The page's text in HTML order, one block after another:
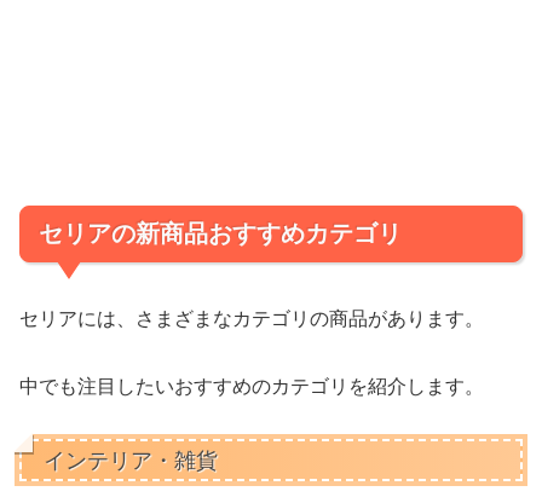
セリアの新商品おすすめカテゴリ
セリアには、さまざまなカテゴリの商品があります。
中でも注目したいおすすめのカテゴリを紹介します。
インテリア・雑貨